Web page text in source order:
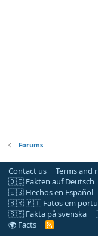
Forums
Contact us Terms and
🇩🇪 Fakten auf Deutsch
🇪🇸 Hechos en Español
🇧🇷 🇵🇹 Fatos em
🇸🇪 Fakta på svenska
🌍 Facts
R